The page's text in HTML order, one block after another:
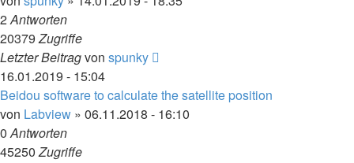
2Antworten
20379Zugriffe
Letzter Beitragvon spunky
16.01.2019 - 15:04
Beidou software to calculate the satellite position
von Labview » 06.11.2018 - 16:10
0Antworten
45250Zugriffe